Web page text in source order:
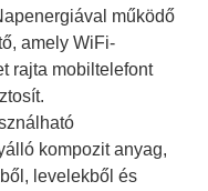
működő
amely WiFi-
rajta mobiltelefont
kompozit anyag,
levelekből és